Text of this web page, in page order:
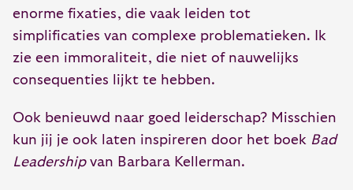
enorme fixaties, die vaak leiden tot
simplificaties van complexe problematieken. Ik
zie een immoraliteit, die niet of nauwelijks
consequenties lijkt te hebben.
Ook benieuwd naar goed leiderschap? Misschien
kun jij je ook laten inspireren door het boek Bad
Leadershipvan Barbara Kellerman.